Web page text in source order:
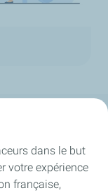
dans le but
votre expérience
française,